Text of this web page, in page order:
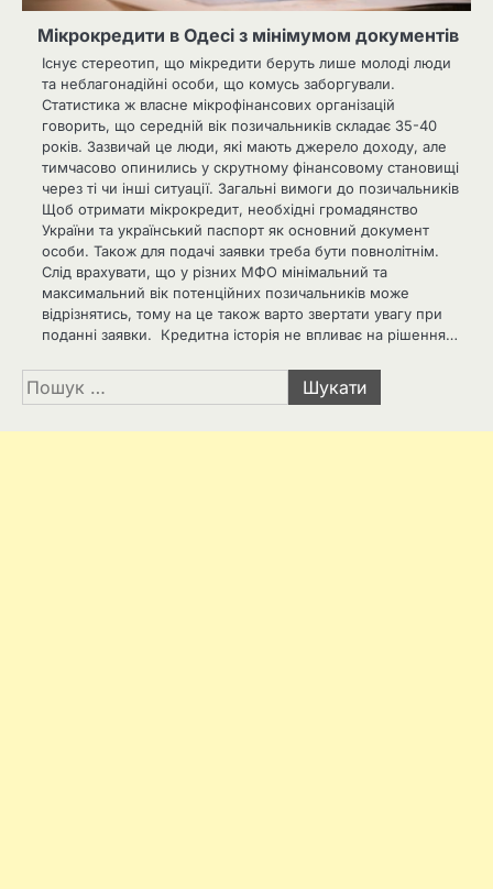
Мікрокредити в Одесі з мінімумом документів
Існує стереотип, що мікредити беруть лише молоді люди
та неблагонадійні особи, що комусь заборгували.
Статистика ж власне мікрофінансових організацій
говорить, що середній вік позичальників складає 35-40
років. Зазвичай це люди, які мають джерело доходу, але
тимчасово опинились у скрутному фінансовому становищі
через ті чи інші ситуації. Загальні вимоги до позичальників
Щоб отримати мікрокредит, необхідні громадянство
України та український паспорт як основний документ
особи. Також для подачі заявки треба бути повнолітнім.
Слід врахувати, що у різних МФО мінімальний та
максимальний вік потенційних позичальників може
відрізнятись, тому на це також варто звертати увагу при
поданні заявки. Кредитна історія не впливає на рішення…
Пошук: